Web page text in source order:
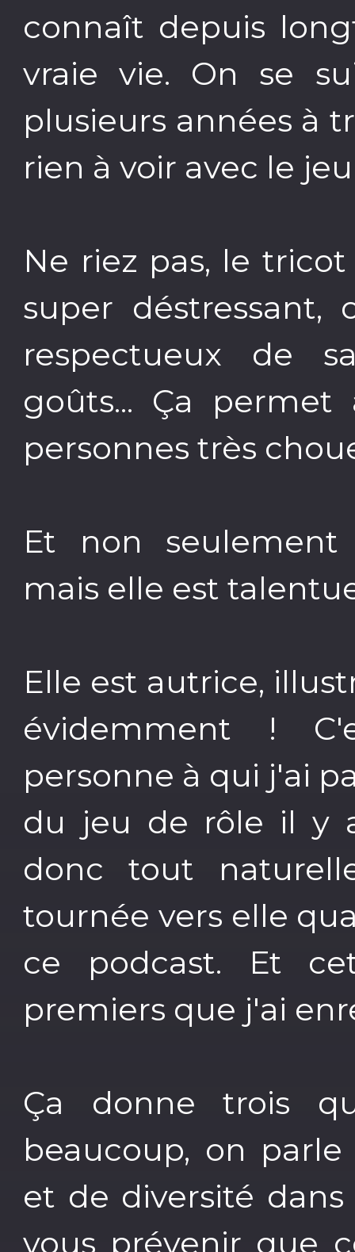
connaît depuis
vraie vie. On se
plusieurs années à
rien à voir avec le
Ne riez pas, le
super
respectueux de
goûts... Ça
personnes très
Et non seulement
mais elle est
Elle est autrice,
évidemment !
personne à qui j'ai
du jeu de rôle il y
donc tout
tournée vers elle
ce podcast. Et
premiers que j'ai
Ça donne trois
beaucoup, on
et de diversité
vous prévenir que